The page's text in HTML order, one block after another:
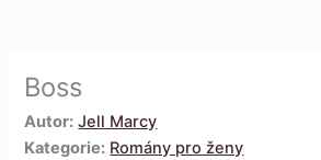
Boss
Autor: Jell Marcy
Kategorie: Romány pro ženy